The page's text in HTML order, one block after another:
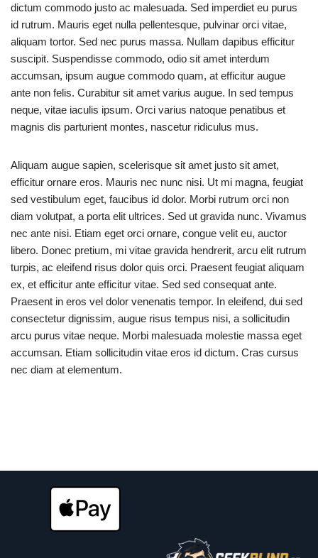
dictum commodo justo ac malesuada. Sed imperdiet eu purus
id rutrum. Mauris eget nulla pellentesque, pulvinar orci vitae,
aliquam tortor. Sed nec purus massa. Nullam dapibus efficitur
suscipit. Suspendisse commodo, odio sit amet interdum
accumsan, ipsum augue commodo quam, at efficitur augue
ante non felis. Curabitur sit amet varius augue. In sed tempus
neque, vitae iaculis ipsum. Orci varius natoque penatibus et
magnis dis parturient montes, nascetur ridiculus mus.
Aliquam augue sapien, scelerisque sit amet justo sit amet,
efficitur ornare eros. Mauris nec nunc nisi. Ut mi magna, feugiat
sed vestibulum eget, faucibus id dolor. Morbi rutrum orci non
diam volutpat, a porta elit ultrices. Sed ut gravida nunc. Vivamus
nec ante nisi. Etiam eget orci ornare, congue velit eu, auctor
libero. Donec pretium, mi vitae gravida hendrerit, arcu elit rutrum
turpis, ac eleifend risus dolor quis orci. Praesent feugiat aliquam
ex, et efficitur ante efficitur vitae. Sed sed consequat ante.
Praesent in eros vel dolor venenatis tempor. In eleifend, dui sed
consectetur dignissim, augue risus tempus nisi, a sollicitudin
arcu purus vitae neque. Morbi malesuada molestie massa eget
accumsan. Etiam sollicitudin vitae eros id dictum. Cras cursus
nec diam at elementum.